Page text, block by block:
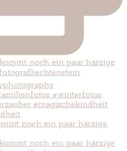
noch ein paar härzige